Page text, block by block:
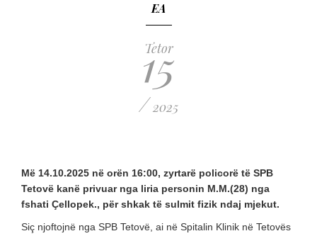
EA
Tetor
15
/ 2025
Më 14.10.2025 në orën 16:00, zyrtarë policorë të SPB
Tetovë kanë privuar nga liria personin M.M.(28) nga
fshati Çellopek., për shkak të sulmit fizik ndaj mjekut.
Siç njoftojnë nga SPB Tetovë, ai në Spitalin Klinik në Tetovës